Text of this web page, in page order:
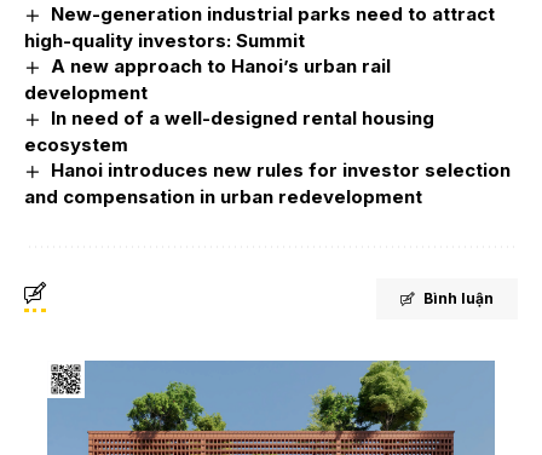
New-generation industrial parks need to attract
high-quality investors: Summit
A new approach to Hanoi’s urban rail
development
In need of a well-designed rental housing
ecosystem
Hanoi introduces new rules for investor selection
and compensation in urban redevelopment
Bình luận